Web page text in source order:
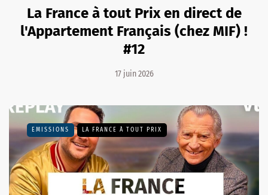
La France à tout Prix en direct de
l'Appartement Français (chez MIF) !
#12
17 juin 2026
EMISSIONS LA FRANCE À TOUT PRIX